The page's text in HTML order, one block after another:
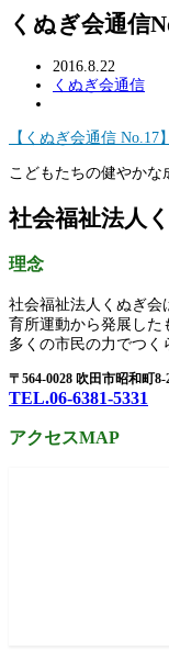
くぬぎ会通信
2016.8.22
くぬぎ会通信
【くぬぎ会通信 No.17】
こどもたちの健やかな
社会福祉法人
理念
社会福祉法人くぬぎ会
育所運動から発展した
多くの市民の力でつく
〒564-0028 吹田市昭和町8-
TEL.06-6381-5331
アクセスMAP